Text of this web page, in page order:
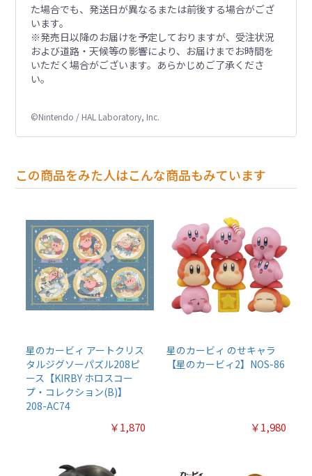
た場合でも、発送日が異なるまたは前後する場合がござ
います。
※発売日以降のお届けを予定しておりますが、受注状況
および道路・天候等の影響により、お届けまでお時間を
いただく場合がございます。あらかじめご了承くださ
い。
©Nintendo / HAL Laboratory, Inc.
この商品をみた人はこんな商品もみています
星のカービィ アートクリス
タルジグソーパズル208ピ
ース【KIRBY ホロスコー
プ・コレクション(B)】
208-AC74
￥1,870
星のカービィ のせキャラ
【星のカービィ2】NOS-86
￥1,980